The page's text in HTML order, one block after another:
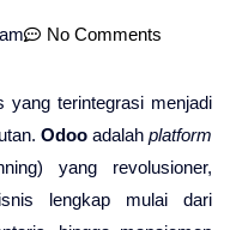
No Comments
yang terintegrasi menjadi
Odooadalahplatform
yang revolusioner,
lengkap mulai dari